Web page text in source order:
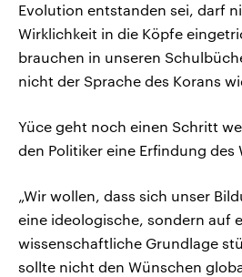
Evolution entstanden sei, darf
Wirklichkeit in die Köpfe
brauchen in unseren
nicht der Sprache des Korans
Yüce geht noch einen Schritt
den Politiker eine Erfindung des
„Wir wollen, dass sich unser
eine ideologische, sondern auf
wissenschaftliche Grundlage
sollte nicht den Wünschen